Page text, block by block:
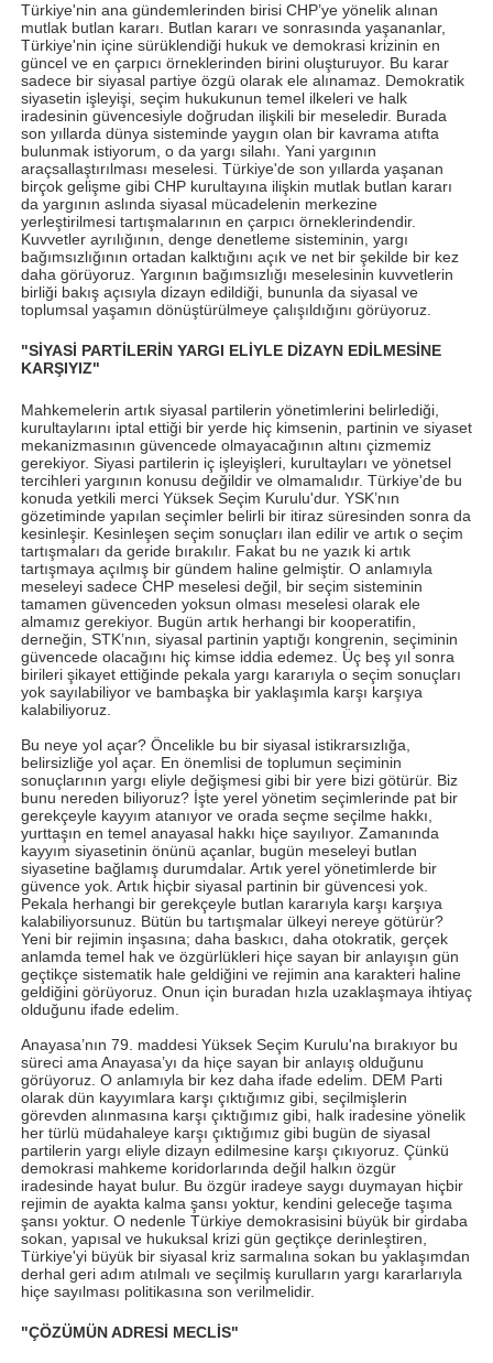
Türkiye'nin ana gündemlerinden birisi CHP’ye yönelik alınan
mutlak butlan kararı. Butlan kararı ve sonrasında yaşananlar,
Türkiye'nin içine sürüklendiği hukuk ve demokrasi krizinin en
güncel ve en çarpıcı örneklerinden birini oluşturuyor. Bu karar
sadece bir siyasal partiye özgü olarak ele alınamaz. Demokratik
siyasetin işleyişi, seçim hukukunun temel ilkeleri ve halk
iradesinin güvencesiyle doğrudan ilişkili bir meseledir. Burada
son yıllarda dünya sisteminde yaygın olan bir kavrama atıfta
bulunmak istiyorum, o da yargı silahı. Yani yargının
araçsallaştırılması meselesi. Türkiye'de son yıllarda yaşanan
birçok gelişme gibi CHP kurultayına ilişkin mutlak butlan kararı
da yargının aslında siyasal mücadelenin merkezine
yerleştirilmesi tartışmalarının en çarpıcı örneklerindendir.
Kuvvetler ayrılığının, denge denetleme sisteminin, yargı
bağımsızlığının ortadan kalktığını açık ve net bir şekilde bir kez
daha görüyoruz. Yargının bağımsızlığı meselesinin kuvvetlerin
birliği bakış açısıyla dizayn edildiği, bununla da siyasal ve
toplumsal yaşamın dönüştürülmeye çalışıldığını görüyoruz.
"SİYASİ PARTİLERİN YARGI ELİYLE DİZAYN EDİLMESİNE
KARŞIYIZ"
Mahkemelerin artık siyasal partilerin yönetimlerini belirlediği,
kurultaylarını iptal ettiği bir yerde hiç kimsenin, partinin ve siyaset
mekanizmasının güvencede olmayacağının altını çizmemiz
gerekiyor. Siyasi partilerin iç işleyişleri, kurultayları ve yönetsel
tercihleri yargının konusu değildir ve olmamalıdır. Türkiye'de bu
konuda yetkili merci Yüksek Seçim Kurulu'dur. YSK’nın
gözetiminde yapılan seçimler belirli bir itiraz süresinden sonra da
kesinleşir. Kesinleşen seçim sonuçları ilan edilir ve artık o seçim
tartışmaları da geride bırakılır. Fakat bu ne yazık ki artık
tartışmaya açılmış bir gündem haline gelmiştir. O anlamıyla
meseleyi sadece CHP meselesi değil, bir seçim sisteminin
tamamen güvenceden yoksun olması meselesi olarak ele
almamız gerekiyor. Bugün artık herhangi bir kooperatifin,
derneğin, STK’nın, siyasal partinin yaptığı kongrenin, seçiminin
güvencede olacağını hiç kimse iddia edemez. Üç beş yıl sonra
birileri şikayet ettiğinde pekala yargı kararıyla o seçim sonuçları
yok sayılabiliyor ve bambaşka bir yaklaşımla karşı karşıya
kalabiliyoruz.
Bu neye yol açar? Öncelikle bu bir siyasal istikrarsızlığa,
belirsizliğe yol açar. En önemlisi de toplumun seçiminin
sonuçlarının yargı eliyle değişmesi gibi bir yere bizi götürür. Biz
bunu nereden biliyoruz? İşte yerel yönetim seçimlerinde pat bir
gerekçeyle kayyım atanıyor ve orada seçme seçilme hakkı,
yurttaşın en temel anayasal hakkı hiçe sayılıyor. Zamanında
kayyım siyasetinin önünü açanlar, bugün meseleyi butlan
siyasetine bağlamış durumdalar. Artık yerel yönetimlerde bir
güvence yok. Artık hiçbir siyasal partinin bir güvencesi yok.
Pekala herhangi bir gerekçeyle butlan kararıyla karşı karşıya
kalabiliyorsunuz. Bütün bu tartışmalar ülkeyi nereye götürür?
Yeni bir rejimin inşasına; daha baskıcı, daha otokratik, gerçek
anlamda temel hak ve özgürlükleri hiçe sayan bir anlayışın gün
geçtikçe sistematik hale geldiğini ve rejimin ana karakteri haline
geldiğini görüyoruz. Onun için buradan hızla uzaklaşmaya ihtiyaç
olduğunu ifade edelim.
Anayasa’nın 79. maddesi Yüksek Seçim Kurulu'na bırakıyor bu
süreci ama Anayasa’yı da hiçe sayan bir anlayış olduğunu
görüyoruz. O anlamıyla bir kez daha ifade edelim. DEM Parti
olarak dün kayyımlara karşı çıktığımız gibi, seçilmişlerin
görevden alınmasına karşı çıktığımız gibi, halk iradesine yönelik
her türlü müdahaleye karşı çıktığımız gibi bugün de siyasal
partilerin yargı eliyle dizayn edilmesine karşı çıkıyoruz. Çünkü
demokrasi mahkeme koridorlarında değil halkın özgür
iradesinde hayat bulur. Bu özgür iradeye saygı duymayan hiçbir
rejimin de ayakta kalma şansı yoktur, kendini geleceğe taşıma
şansı yoktur. O nedenle Türkiye demokrasisini büyük bir girdaba
sokan, yapısal ve hukuksal krizi gün geçtikçe derinleştiren,
Türkiye'yi büyük bir siyasal kriz sarmalına sokan bu yaklaşımdan
derhal geri adım atılmalı ve seçilmiş kurulların yargı kararlarıyla
hiçe sayılması politikasına son verilmelidir.
"ÇÖZÜMÜN ADRESİ MECLİS"